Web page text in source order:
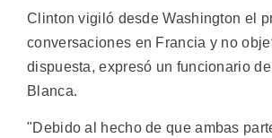
Clinton vigiló desde Washington el
conversaciones en Francia y no
dispuesta, expresó un funcionario
Blanca.
"Debido al hecho de que ambas